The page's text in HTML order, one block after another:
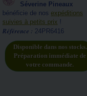
Séverine Pineaux
bénéficie de nos expéditions
suivies à petits prix !
Référence : 24PR6416
Disponible dans nos stocks.
Préparation immédiate de
votre commande.